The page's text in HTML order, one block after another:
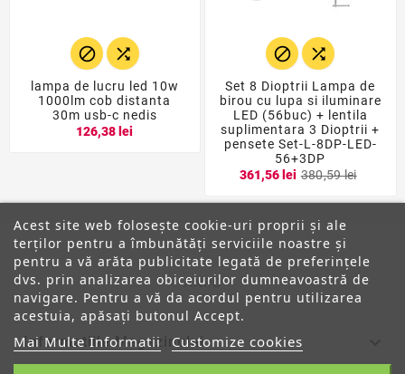
 
lampa de lucru led 10w
1000lm cob distanta
30m usb-c nedis
126,38 lei
 
Set 8 Dioptrii Lampa de
birou cu lupa si iluminare
LED (56buc) + lentila
suplimentara 3 Dioptrii +
pensete Set-L-8DP-LED-
56+3DP
361,56 lei 380,59 lei
ANPC
Informatiile Magazinului
Acest site web folosește cookie-uri proprii și ale
terților pentru a îmbunătăți serviciile noastre și
pentru a vă arăta publicitate legată de preferințele
dvs. prin analizarea obiceiurilor dumneavoastră de
navigare. Pentru a vă da acordul pentru utilizarea
acestuia, apăsați butonul Accept.
Mai Multe Informatii Customize cookies